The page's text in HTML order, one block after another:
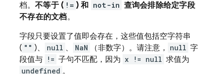
档。 不等于 ( != ) 和 not-in 查询会排除给定字段
不存在的文档。
字段只要设置了值即会存在，这些值包括空字符串
( "" )、 null 、 NaN （非数字）。请注意， null 字
段值与 != 子句不匹配，因为 x != null 求值为
undefined 。